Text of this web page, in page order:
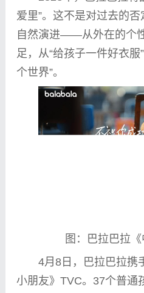
爱里”。这不是对过去的
自然演进——从外在的个
足，从“给孩子一件好衣服
个世界”。
图：巴拉巴拉《
4月8日，巴拉巴拉携
小朋友》TVC。37个普通